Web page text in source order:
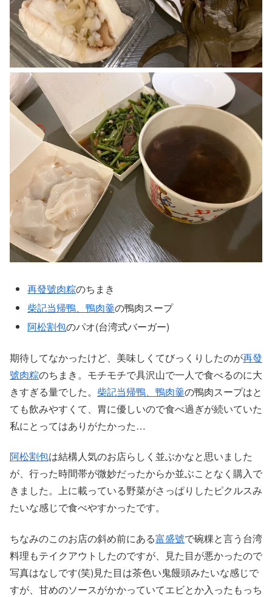
再發號肉粽のちまき
柴記当帰鴨、鴨肉羹の鴨肉スープ
阿松割包のパオ(台湾式バーガー)
期待してなかったけど、美味しくてびっくりしたのが再發
號肉粽のちまき。モチモチで具沢山で一人で食べるのに大
きすぎる量でした。 柴記当帰鴨、鴨肉羹の鴨肉スープはと
ても飲みやすくて、胃に優しいので食べ過ぎが続いていた
私にとってはありがたかった…
阿松割包は結構人気のお店らしく並ぶかなと思いました
が、行った時間帯が微妙だったからか並ぶことなく購入で
きました。上に載っている野菜がさっぱりしたピクルスみ
たいな感じで食べやすかったです。
ちなみのこのお店の斜め前にある富盛號で碗粿と言う台湾
料理もテイクアウトしたのですが、見た目が悪かったので
写真はなしです(笑)見た目は茶色い鬼饅頭みたいな感じで
すが、甘めのソースがかかっていてエビとか入ったもっち